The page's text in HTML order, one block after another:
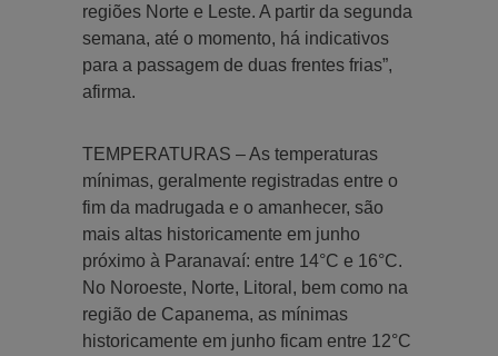
regiões Norte e Leste. A partir da segunda
semana, até o momento, há indicativos
para a passagem de duas frentes frias”,
afirma.
TEMPERATURAS – As temperaturas
mínimas, geralmente registradas entre o
fim da madrugada e o amanhecer, são
mais altas historicamente em junho
próximo à Paranavaí: entre 14°C e 16°C.
No Noroeste, Norte, Litoral, bem como na
região de Capanema, as mínimas
historicamente em junho ficam entre 12°C